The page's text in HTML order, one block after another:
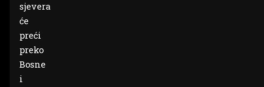
sjevera
će
preći
preko
Bosne
i